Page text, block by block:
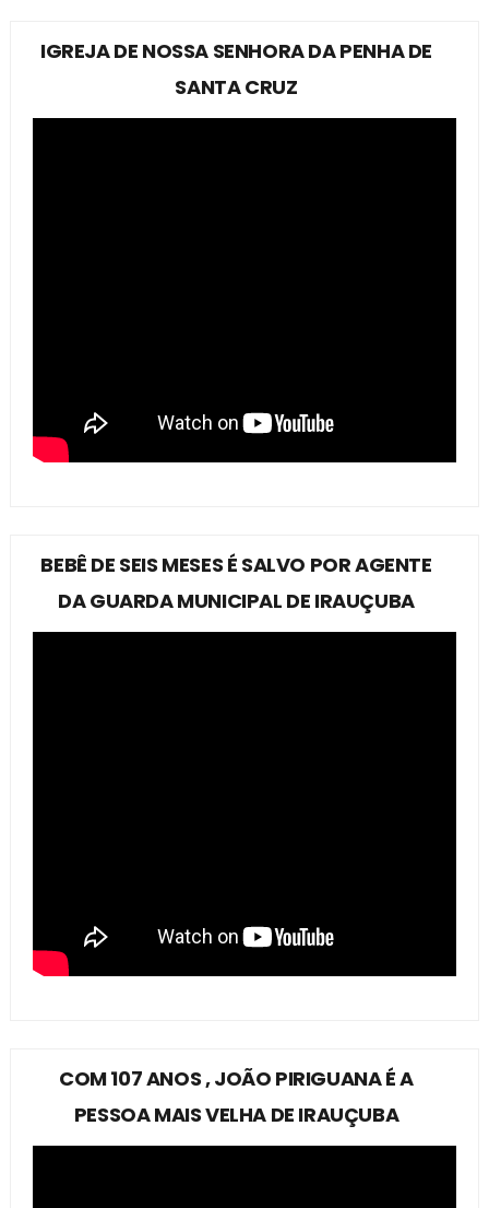
IGREJA DE NOSSA SENHORA DA PENHA DE
SANTA CRUZ
BEBÊ DE SEIS MESES É SALVO POR AGENTE
DA GUARDA MUNICIPAL DE IRAUÇUBA
COM 107 ANOS , JOÃO PIRIGUANA É A
PESSOA MAIS VELHA DE IRAUÇUBA